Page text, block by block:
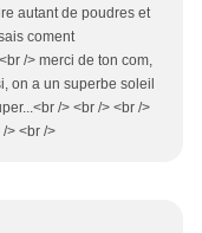
autant de poudres et
coment
/> merci de ton com,
on a un superbe soleil
/> <br /> <br />
> <br />